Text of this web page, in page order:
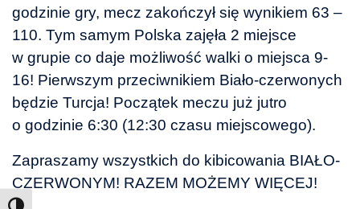
godzinie gry, mecz zakończył się wynikiem 63 –
110. Tym samym Polska zajęła 2 miejsce
w grupie co daje możliwość walki o miejsca 9-
16! Pierwszym przeciwnikiem Biało-czerwonych
będzie Turcja! Początek meczu już jutro
o godzinie 6:30 (12:30 czasu miejscowego).
Zapraszamy wszystkich do kibicowania BIAŁO-
CZERWONYM! RAZEM MOŻEMY WIĘCEJ!